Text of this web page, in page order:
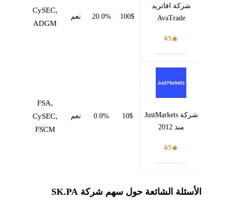
شركة افاتريد
AvaTrade
4/5
100$
20.0% نعم
CySEC,
ADGM
شركة JustMarkets
منذ 2012
4/5
10$
0.0% نعم
FSA,
CySEC,
FSCM
الأسئلة الشائعة حول سهم شركة SK.PA